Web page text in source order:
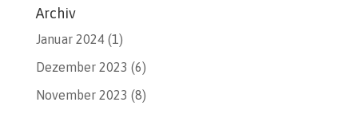
Archiv
Januar 2024(1)
Dezember 2023 (6)
November 2023 (8)